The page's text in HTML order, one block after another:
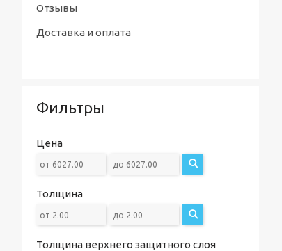
Отзывы
Доставка и оплата
Фильтры
Цена
Толщина
Толщина верхнего защитного слоя